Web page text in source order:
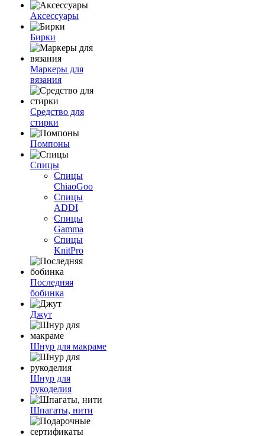
Аксессуары
Бирки
Маркеры для
вязания
Средство для
стирки
Помпоны
Спицы
Спицы
ChiaoGoo
Спицы
ADDI
Спицы
Gamma
Спицы
KnitPro
Последняя
бобинка
Джут
Шнур для макраме
Шнур для
рукоделия
Шпагаты, нити